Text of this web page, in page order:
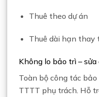
Thuê theo dự án
Thuê dài hạn thay
Không lo bảo trì – sửa
Toàn bộ công tác
TTTT phụ trách. Hỗ